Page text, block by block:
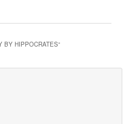
BY HIPPOCRATES“